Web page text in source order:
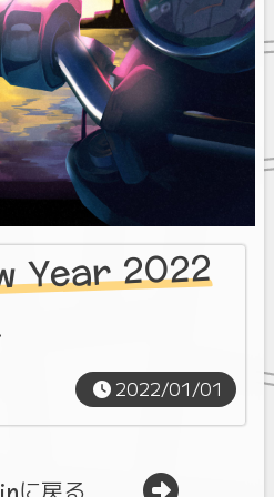
Year 2022
2022/01/01